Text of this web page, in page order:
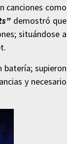
canciones como
demostró que
situándose a
batería; supieron
y necesario